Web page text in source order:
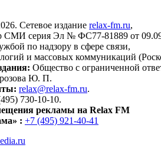
Сетевое издание relax-fm.ru,
СМИ серия Эл № ФС77-81889 от
по надзору в сфере связи,
и массовых коммуникаций
Общество с ограниченной
Ю. П.
relax@relax-fm.ru.
730-10-10.
рекламы на Relax FM
: +7 (495) 921-40-41